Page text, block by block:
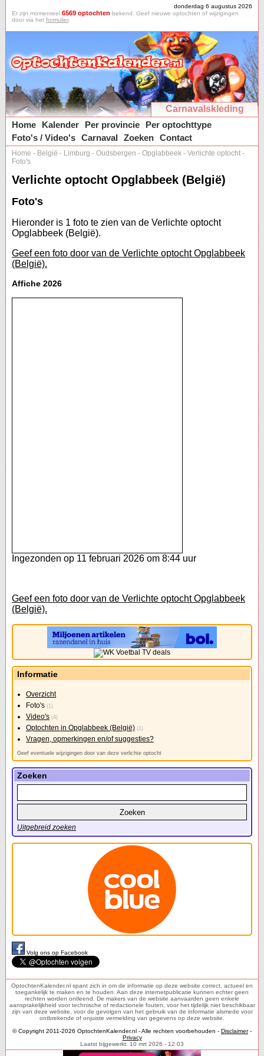
donderdag 6 augustus 2026
Er zijn momenteel 6569 optochten bekend. Geef nieuwe optochten of wijzigingen
door via het formulier.
Carnavalskleding
Home
Kalender Per provincie
Per optochttype
Foto's / Video's Carnaval Zoeken Contact
Home - België - Limburg - Oudsbergen - Opglabbeek - Verlichte optocht -
Foto's
Verlichte optocht Opglabbeek (België)
Foto's
Hieronder is 1 foto te zien van de Verlichte optocht
Opglabbeek (België).
Geef een foto door van de Verlichte optocht Opglabbeek
(België).
Affiche 2026
Ingezonden op 11 februari 2026 om 8:44 uur
Geef een foto door van de Verlichte optocht Opglabbeek
(België).
Informatie
Overzicht
Foto's (1)
Video's (4)
Optochten in Opglabbeek (België) (1)
Vragen, opmerkingen en/of suggesties?
Geef eventuele wijzigingen door van deze verlichte optocht
Zoeken
Uitgebreid zoeken
Volg ons op Facebook
OptochtenKalender.nl spant zich in om de informatie op deze website correct, actueel en
toegankelijk te maken en te houden. Aan deze internetpublicatie kunnen echter geen
rechten worden ontleend. De makers van de website aanvaarden geen enkele
aansprakelijkheid voor technische of redactionele fouten, voor het tijdelijk niet beschikbaar
zijn van deze website, voor de gevolgen van het gebruik van de informatie alsmede voor
ontbrekende of onjuiste vermelding van gegevens op deze website.
© Copyright 2011-2026 OptochtenKalender.nl - Alle rechten voorbehouden - Disclaimer-
Privacy
Laatst bijgewerkt: 10 mrt 2026 - 12:03